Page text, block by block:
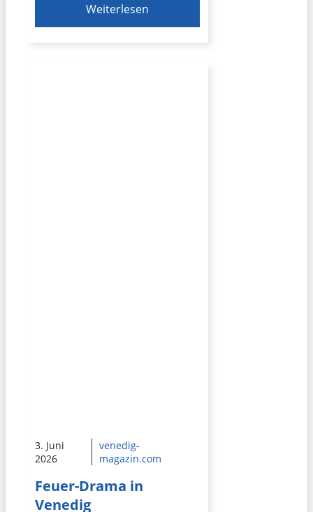
Weiterlesen
3. Juni
2026
venedig-
magazin.com
Feuer-Drama in
Venedig